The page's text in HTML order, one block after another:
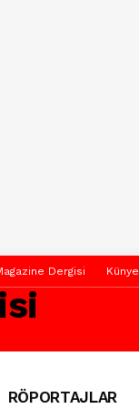
Dergisi Künye
RÖPORTAJLAR